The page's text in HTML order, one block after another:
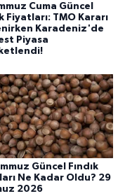
Cuma Güncel
Fiyatları: TMO Kararı
Karadeniz'de
Piyasa
Güncel Fındık
Ne Kadar Oldu? 29
2026